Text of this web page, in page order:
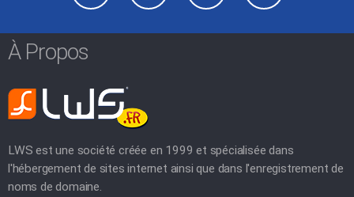
À Propos
LWS est une société créée en 1999 et spécialisée dans
l'hébergement de sites internet ainsi que dans l'enregistrement de
noms de domaine.